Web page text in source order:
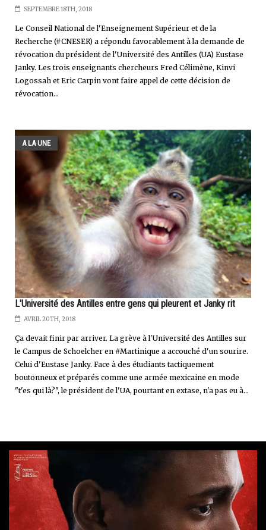
SEPTEMBRE 18TH, 2018
Le Conseil National de l'Enseignement Supérieur et de la
Recherche (#CNESER) a répondu favorablement à la demande de
révocation du président de l'Université des Antilles (UA) Eustase
Janky. Les trois enseignants chercheurs Fred Célimène, Kinvi
Logossah et Eric Carpin vont faire appel de cette décision de
révocation...
A LA UNE
L'Université des Antilles entre gens qui pleurent et Janky rit
AVRIL 20TH, 2018
Ça devait finir par arriver. La grève à l'Université des Antilles sur
le Campus de Schoelcher en #Martinique a accouché d'un sourire.
Celui d'Eustase Janky. Face à des étudiants tactiquement
boutonneux et préparés comme une armée mexicaine en mode
"t'es qui là?", le président de l'UA, pourtant en extase, n'a pas eu à...